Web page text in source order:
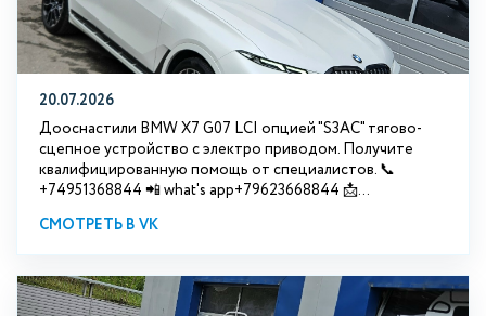
20.07.2026
Дооснастили BMW Х7 G07 LCI опцией "S3АС" тягово-
сцепное устройство с электро приводом. Получите
квалифицированную помощь от специалистов. 📞
+74951368844 📲 what's app+79623668844 📩...
СМОТРЕТЬ В VK